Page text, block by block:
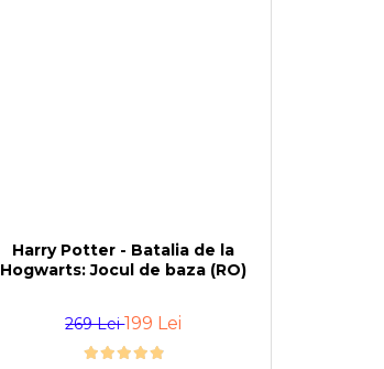
Harry Potter - Batalia de la
Hogwarts: Jocul de baza (RO)
269 Lei199 Lei